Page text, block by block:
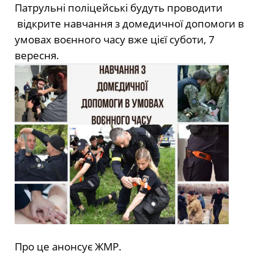
Патрульні поліцейські будуть проводити
відкрите навчання з домедичної допомоги в
умовах воєнного часу вже цієї суботи, 7
вересня.
Про це анонсуєЖМР.